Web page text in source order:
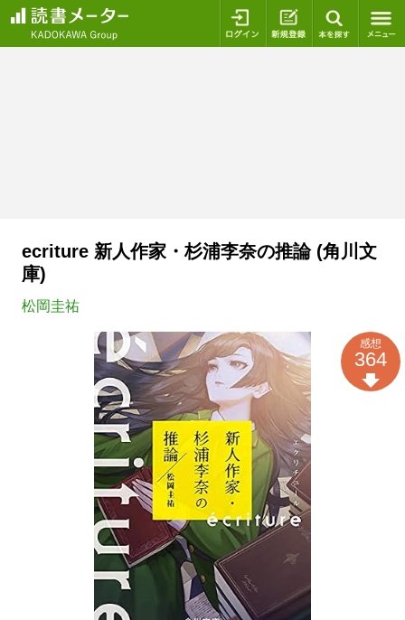
ログイン 新規登録
ecriture 新人作家・杉浦李奈の推論 (角川文
庫)
松岡圭祐
感想
364